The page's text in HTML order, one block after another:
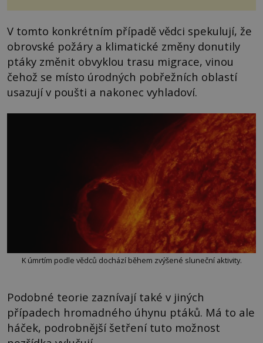
V tomto konkrétním případě vědci spekulují, že
obrovské požáry a klimatické změny donutily
ptáky změnit obvyklou trasu migrace, vinou
čehož se místo úrodných pobřežních oblastí
usazují v poušti a nakonec vyhladoví.
K úmrtím podle vědců dochází během zvýšené sluneční aktivity.
Podobné teorie zaznívají také v jiných
případech hromadného úhynu ptáků. Má to ale
háček, podrobnější šetření tuto možnost